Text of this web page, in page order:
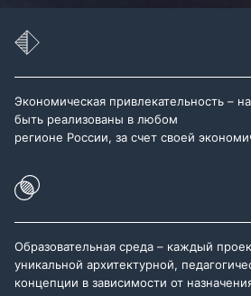
Экономическая привлекательность –
быть реализованы в любом
регионе России, за счет своей
Образовательная среда – каждый
уникальной архитектурной,
концепции в зависимости от